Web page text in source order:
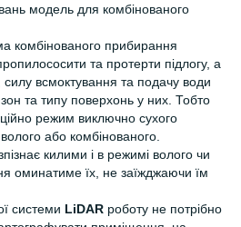
модель для комбінованого
комбінованого прибирання
та протерти підлогу, а
всмоктування та подачу води
зон та типу поверхонь у них. Тобто
режим виключно сухого
або комбінованого.
килими і в режимі волого чи
оминатиме їх, не заїжджаючи їм
системи LiDAR роботу не потрібно